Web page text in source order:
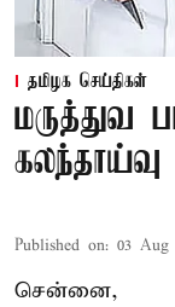
தமிழக செய்திகள்
மருத்துவ
Published on: 03 Aug
சென்னை,